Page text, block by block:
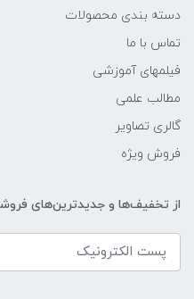
دسته بندی محصولات
تماس با ما
فیلمهای آموزشی
مطالب علمی
گالری تصاویر
فروش ویژه
از تخفیف‌ها و جدیدترین‌های